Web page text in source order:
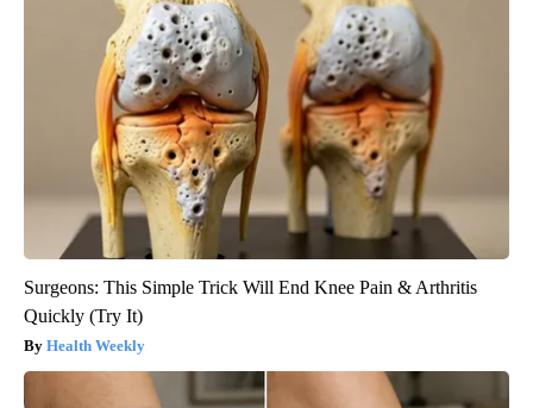
Surgeons: This Simple Trick Will End Knee Pain & Arthritis
Quickly (Try It)
Health Weekly